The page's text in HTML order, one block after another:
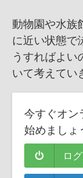
動物園や水族
に近い状態で
うすればよい
いて考えてい
今すぐオン
始めましょ
ロ